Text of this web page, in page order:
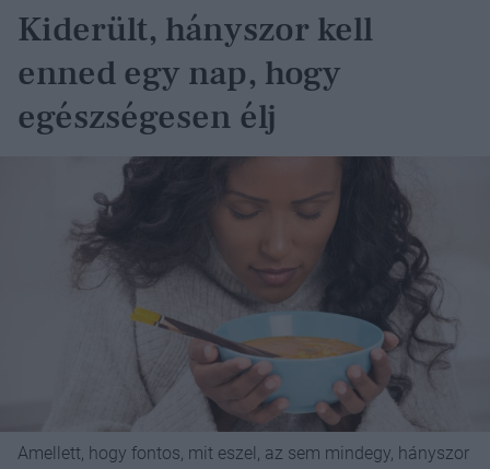
Kiderült, hányszor kell
enned egy nap, hogy
egészségesen élj
Amellett, hogy fontos, mit eszel, az sem mindegy, hányszor